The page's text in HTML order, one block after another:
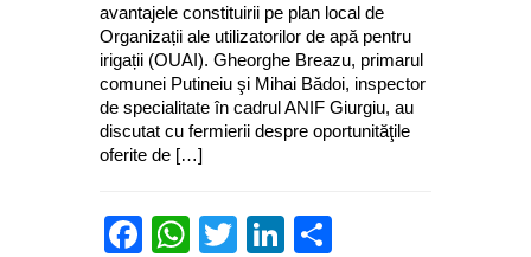
avantajele constituirii pe plan local de
Organizații ale utilizatorilor de apă pentru
irigații (OUAI). Gheorghe Breazu, primarul
comunei Putineiu şi Mihai Bădoi, inspector
de specialitate în cadrul ANIF Giurgiu, au
discutat cu fermierii despre oportunităţile
oferite de […]
Facebook
WhatsApp
TwitterLinkedIn